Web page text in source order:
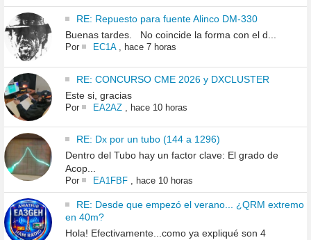
RE: Repuesto para fuente Alinco DM-330
Buenas tardes. No coincide la forma con el d...
Por EC1A, hace 7 horas
RE: CONCURSO CME 2026 y DXCLUSTER
Este si, gracias
Por EA2AZ, hace 10 horas
RE: Dx por un tubo (144 a 1296)
Dentro del Tubo hay un factor clave: El grado de
Acop...
Por EA1FBF, hace 10 horas
RE: Desde que empezó el verano... ¿QRM extremo
en 40m?
Hola! Efectivamente...como ya expliqué son 4